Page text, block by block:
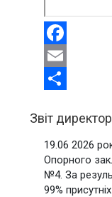
Facebook
Email
Звіт
19.06 2026
Опорного
№4. За
99%